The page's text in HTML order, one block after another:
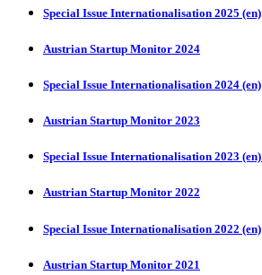
Special Issue Internationalisation 2025 (en)
Austrian Startup Monitor 2024
Special Issue Internationalisation 2024 (en)
Austrian Startup Monitor 2023
Special Issue Internationalisation 2023 (en)
Austrian Startup Monitor 2022
Special Issue Internationalisation 2022 (en)
Austrian Startup Monitor 2021